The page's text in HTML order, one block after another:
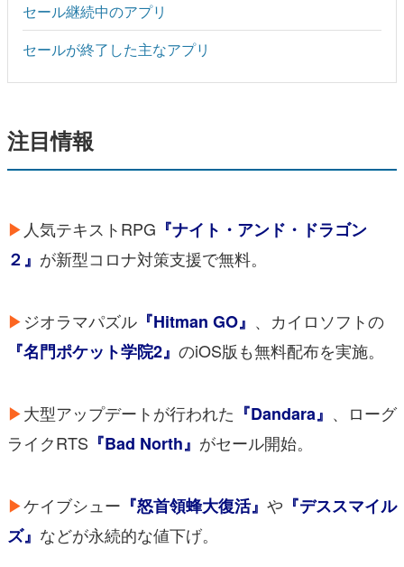
セール継続中のアプリ
セールが終了した主なアプリ
注目情報
▶ 人気テキストRPG 『ナイト・アンド・ドラゴン
２』 が新型コロナ対策支援で無料。
▶ジオラマパズル 『Hitman GO』 、カイロソフトの
『名門ポケット学院2』 のiOS版も無料配布を実施。
▶大型アップデートが行われた 『Dandara』 、ローグ
ライクRTS 『Bad North』 がセール開始。
▶ケイブシュー 『怒首領蜂大復活』 や 『デススマイル
ズ』 などが永続的な値下げ。